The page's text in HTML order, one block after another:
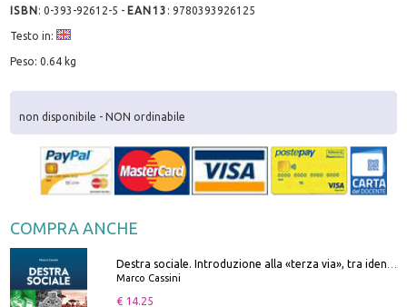
ISBN:0-393-92612-5 - EAN13 :9780393926125
Testo in:
Peso: 0.64 kg
non disponibile - NON ordinabile
COMPRA ANCHE
Marco Cassini
€ 14.25